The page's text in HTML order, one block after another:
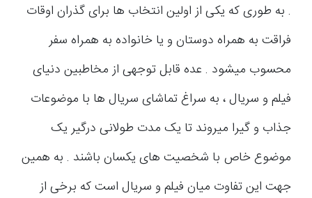
. به طوری که یکی از اولین انتخاب ها برای گذران اوقات
فراقت به همراه دوستان و یا خانواده به همراه سفر
محسوب میشود . عده قابل توجهی از مخاطبین دنیای
فیلم و سریال ، به سراغ تماشای سریال ها با موضوعات
جذاب و گیرا میروند تا یک مدت طولانی درگیر یک
موضوع خاص با شخصیت های یکسان باشند . به همین
جهت این تفاوت میان فیلم و سریال است که برخی از